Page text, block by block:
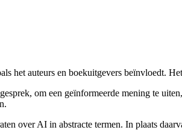
het auteurs en boekuitgevers beïnvloedt.
om een geïnformeerde mening te
over AI in abstracte termen. In plaats